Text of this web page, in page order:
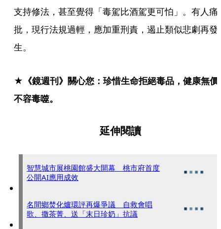
支持修法，甚至覺得「毒駕比酒駕更可怕」。有人痛
批，現行法規過輕，應加重刑責，遏止類似悲劇再發
生。
★《鏡週刊》關心您：珍惜生命拒絕毒品，健康無價
不容毒噬。
延伸閱讀
智慧城市展桃園館盛大開幕 桃市府首度
公開AI應用成效
名間鄉焚化爐環評再爆爭議 自救會唱
歌、撒茶菁、送「末日珍奶」抗議